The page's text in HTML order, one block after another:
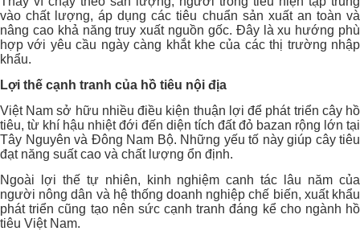
vào chất lượng, áp dụng các tiêu chuẩn sản xuất an toàn và
nâng cao khả năng truy xuất nguồn gốc. Đây là xu hướng phù
hợp với yêu cầu ngày càng khắt khe của các thị trường nhập
khẩu.
Lợi thế cạnh tranh của hồ tiêu nội địa
Việt Nam sở hữu nhiều điều kiện thuận lợi để phát triển cây hồ
tiêu, từ khí hậu nhiệt đới đến diện tích đất đỏ bazan rộng lớn tại
Tây Nguyên và Đông Nam Bộ. Những yếu tố này giúp cây tiêu
đạt năng suất cao và chất lượng ổn định.
Ngoài lợi thế tự nhiên, kinh nghiệm canh tác lâu năm của
người nông dân và hệ thống doanh nghiệp chế biến, xuất khẩu
phát triển cũng tạo nên sức cạnh tranh đáng kể cho ngành hồ
tiêu Việt Nam.